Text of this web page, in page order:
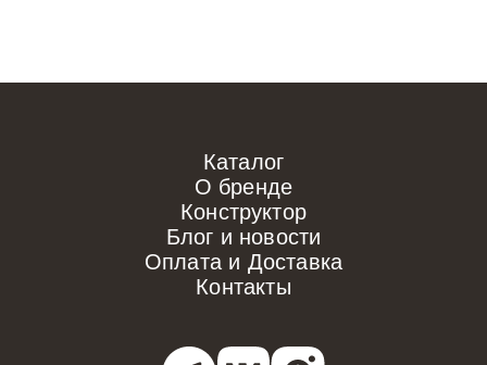
Каталог
О бренде
Конструктор
Блог и новости
Оплата и Доставка
Контакты